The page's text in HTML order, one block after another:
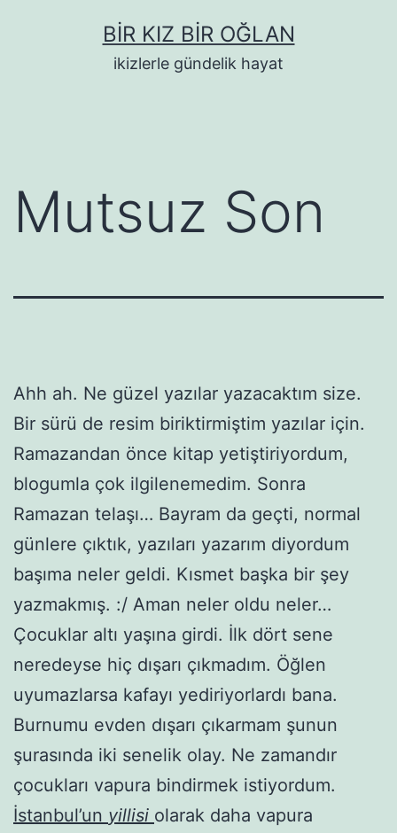
BIR KIZ BIR OĞLAN
ikizlerle gündelik hayat
Mutsuz Son
Ahh ah. Ne güzel yazılar yazacaktım size.
Bir sürü de resim biriktirmiştim yazılar için.
Ramazandan önce kitap yetiştiriyordum,
blogumla çok ilgilenemedim. Sonra
Ramazan telaşı… Bayram da geçti, normal
günlere çıktık, yazıları yazarım diyordum
başıma neler geldi. Kısmet başka bir şey
yazmakmış. :/ Aman neler oldu neler…
Çocuklar altı yaşına girdi. İlk dört sene
neredeyse hiç dışarı çıkmadım. Öğlen
uyumazlarsa kafayı yediriyorlardı bana.
Burnumu evden dışarı çıkarmam şunun
şurasında iki senelik olay. Ne zamandır
çocukları vapura bindirmek istiyordum.
İstanbul’un yillisi olarak daha vapura